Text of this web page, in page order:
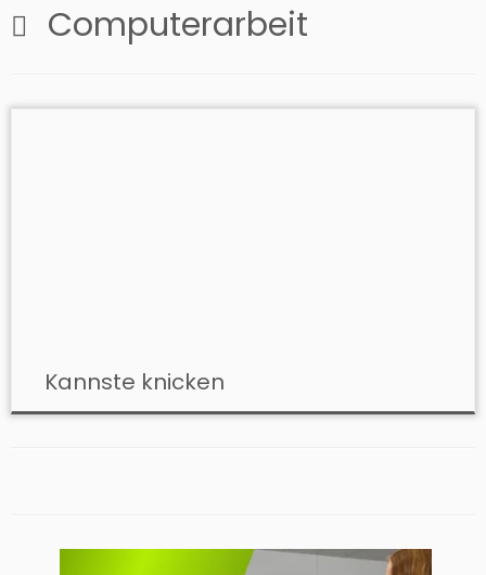
Computerarbeit
Kannste knicken